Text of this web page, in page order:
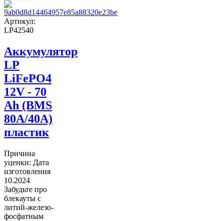
Артикул:
LP42540
Аккумулятор
LP
LiFePO4
12V - 70
Ah (BMS
80A/40А)
пластик
Причина
уценки: Дата
изготовления
10.2024
Забудьте про
блекауты с
литий-железо-
фосфатным